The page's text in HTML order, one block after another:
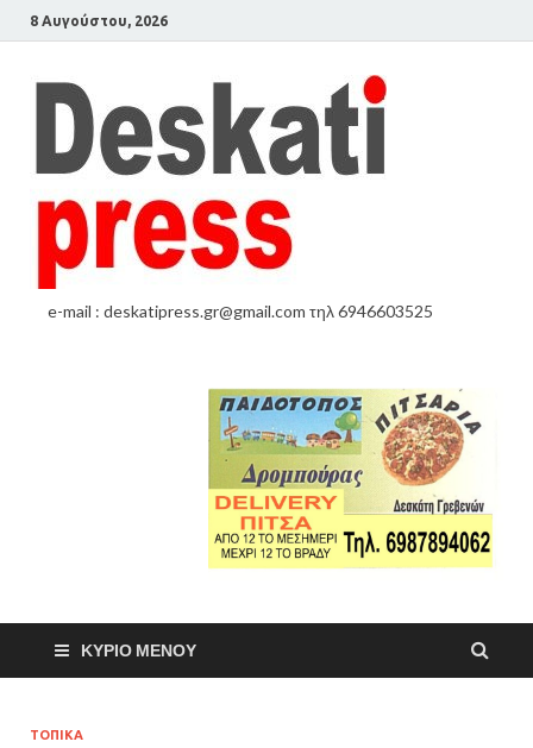
8 Αυγούστου, 2026
e-mail : deskatipress.gr@gmail.com τηλ 6946603525
ΚΎΡΙΟ ΜΕΝΟΎ
ΤΟΠΙΚΑ